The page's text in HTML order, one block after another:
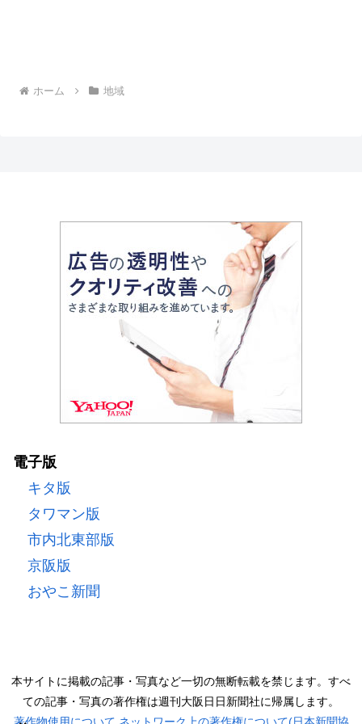
ホーム 地域
電子版
キタ版
タワマン版
市内北東部版
京阪版
おやこ新聞
本サイトに掲載の記事・写真など一切の無断転載を禁じます。すべ
ての記事・写真の著作権は週刊大阪日日新聞社に帰属します。
著作物使用について ネットワーク上の著作権について(日本新聞協